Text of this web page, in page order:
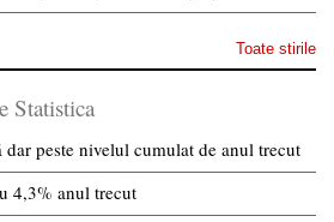
Toate stirile
Statistica
dar peste nivelul cumulat de anul trecut
4,3% anul trecut